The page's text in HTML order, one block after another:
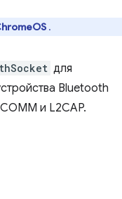
.
для
Bluetooth
и L2CAP.